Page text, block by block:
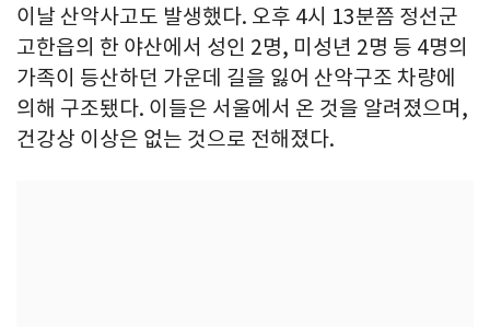
이날 산악사고도 발생했다. 오후 4시 13분쯤 정선군
고한읍의 한 야산에서 성인 2명, 미성년 2명 등 4명의
가족이 등산하던 가운데 길을 잃어 산악구조 차량에
의해 구조됐다. 이들은 서울에서 온 것을 알려졌으며,
건강상 이상은 없는 것으로 전해졌다.